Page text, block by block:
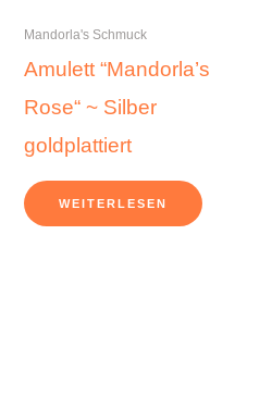
Mandorla's Schmuck
Amulett “Mandorla’s
Rose“ ~ Silber
goldplattiert
WEITERLESEN